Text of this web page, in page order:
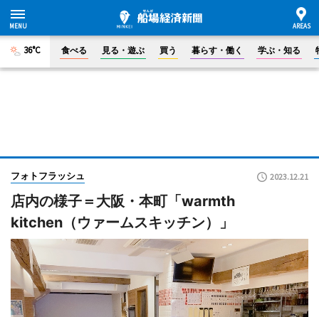
36°C 食べる 見る・遊ぶ 買う 暮らす・働く 学ぶ・知る
フォトフラッシュ 2023.12.21
店内の様子＝大阪・本町「warmth
kitchen（ウァームスキッチン）」